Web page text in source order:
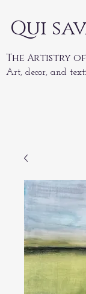
Qui
The Artistry
Art, decor, and